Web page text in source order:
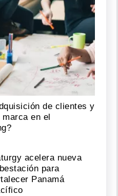
de clientes y
en el
acelera nueva
para
Panamá